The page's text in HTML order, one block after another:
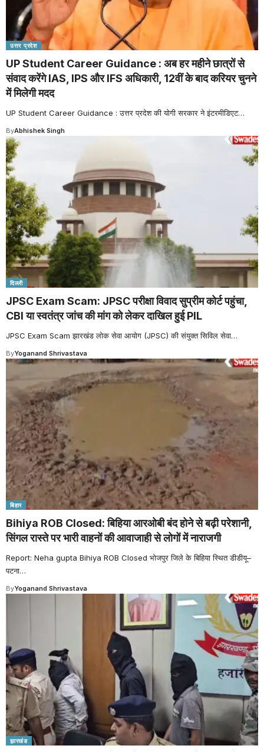
उत्तर प्रदेश
UP Student Career Guidance : अब हर महीने छात्रों से
संवाद करेंगे IAS, IPS और IFS अधिकारी, 12वीं के बाद करियर चुनने
में मिलेगी मदद
UP Student Career Guidance : उत्तर प्रदेश की योगी सरकार ने इंटरमीडिएट…
ByAbhishek Singh
दिल्ली
JPSC Exam Scam: JPSC परीक्षा विवाद सुप्रीम कोर्ट पहुंचा,
CBI या स्वतंत्र जांच की मांग को लेकर दाखिल हुई PIL
JPSC Exam Scam झारखंड लोक सेवा आयोग (JPSC) की संयुक्त सिविल सेवा…
ByYoganand Shrivastava
बिहार
Bihiya ROB Closed: बिहिया आरओबी बंद होने से बढ़ी परेशानी,
सिंगल रास्ते पर भारी वाहनों की आवाजाही से लोगों में नाराजगी
Report: Neha gupta Bihiya ROB Closed भोजपुर जिले के बिहिया स्थित डीडीयू–
पटना…
ByYoganand Shrivastava
झारखंड